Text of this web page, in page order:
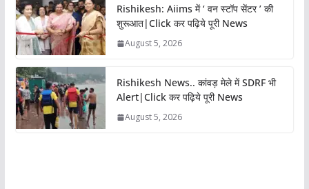
Rishikesh: Aiims में ‘ वन स्टॉप सेंटर ’ की
शुरूआत|Click कर पढ़िये पूरी News
August 5, 2026
Rishikesh News.. कांवड़ मेले में SDRF भी
Alert|Click कर पढ़िये पूरी News
August 5, 2026